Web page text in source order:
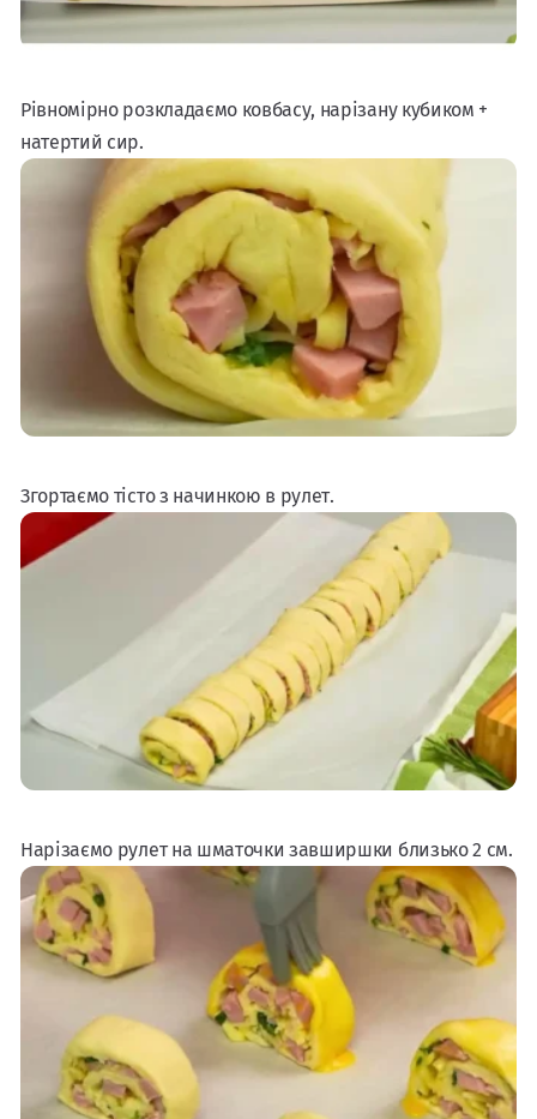
Рівномірно розкладаємо ковбасу, нарізану кубиком +
натертий сир.
Згортаємо тісто з начинкою в рулет.
Нарізаємо рулет на шматочки завширшки близько 2 см.